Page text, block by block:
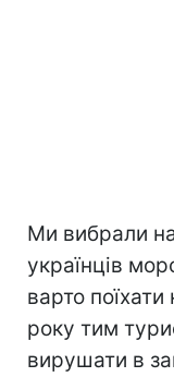
Ми вибрали
українців
варто
року тим
вирушати в